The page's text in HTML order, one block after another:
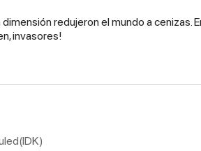
redujeron el mundo a cenizas.
invasores!